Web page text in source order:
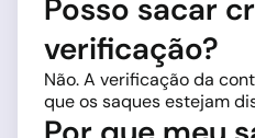
Posso sacar
verificação?
Não. A verificação da
que os saques estejam